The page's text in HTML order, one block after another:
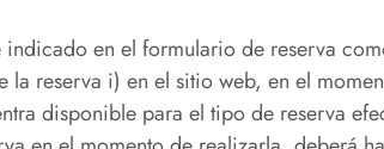
en el formulario de reserva
reserva i) en el sitio web, en el
disponible para el tipo de reserva